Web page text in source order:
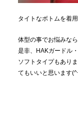
タイトなボトムを着
体型の事でお悩みなら
是非、HAKガードル
ソフトタイプもあり
てもいいと思います